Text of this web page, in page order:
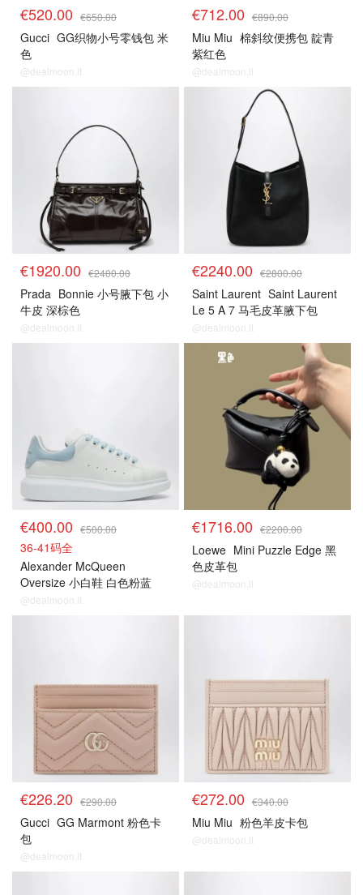
€520.00 €650.00
Gucci GG织物小号零钱包 米
色
@dealmoon.it
€712.00 €890.00
Miu Miu 棉斜纹便携包 靛青
紫红色
@dealmoon.it
€1920.00 €2400.00
Prada Bonnie 小号腋下包 小
牛皮 深棕色
@dealmoon.it
€2240.00 €2800.00
Saint Laurent Saint Laurent
Le 5 A 7 马毛皮革腋下包
@dealmoon.it
€400.00 €500.00
36-41码全
Alexander McQueen
Oversize 小白鞋 白色粉蓝
@dealmoon.it
€1716.00 €2200.00
Loewe Mini Puzzle Edge 黑
色皮革包
@dealmoon.it
€226.20 €290.00
Gucci GG Marmont 粉色卡
包
@dealmoon.it
€272.00 €340.00
Miu Miu 粉色羊皮卡包
@dealmoon.it